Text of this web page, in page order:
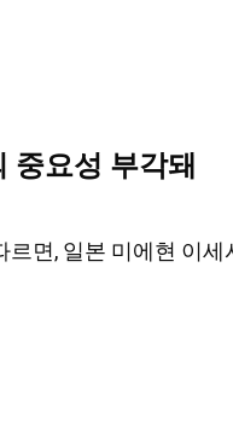
중요성 부각돼
면, 일본 미에현 이